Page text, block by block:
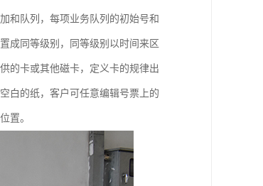
和队列，每项业务队列的初始号和
成同等级别，同等级别以时间来区
的卡或其他磁卡，定义卡的规律出
白的纸，客户可任意编辑号票上的
置。